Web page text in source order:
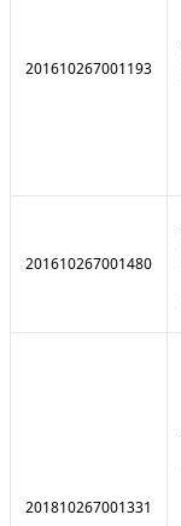
201610267001193
201610267001480
201810267001331